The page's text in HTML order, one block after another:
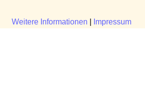
Weitere Informationen Impressum